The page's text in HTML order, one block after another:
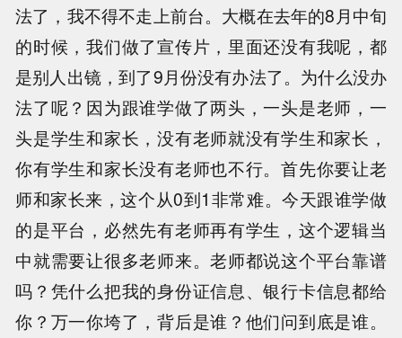
法了，我不得不走上前台。大概在去年的8月中旬
的时候，我们做了宣传片，里面还没有我呢，都
是别人出镜，到了9月份没有办法了。为什么没办
法了呢？因为跟谁学做了两头，一头是老师，一
头是学生和家长，没有老师就没有学生和家长，
你有学生和家长没有老师也不行。首先你要让老
师和家长来，这个从0到1非常难。今天跟谁学做
的是平台，必然先有老师再有学生，这个逻辑当
中就需要让很多老师来。老师都说这个平台靠谱
吗？凭什么把我的身份证信息、银行卡信息都给
你？万一你垮了，背后是谁？他们问到底是谁。